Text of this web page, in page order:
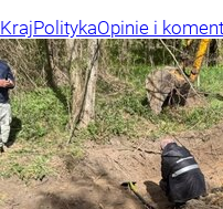
KrajPolitykaOpinie i